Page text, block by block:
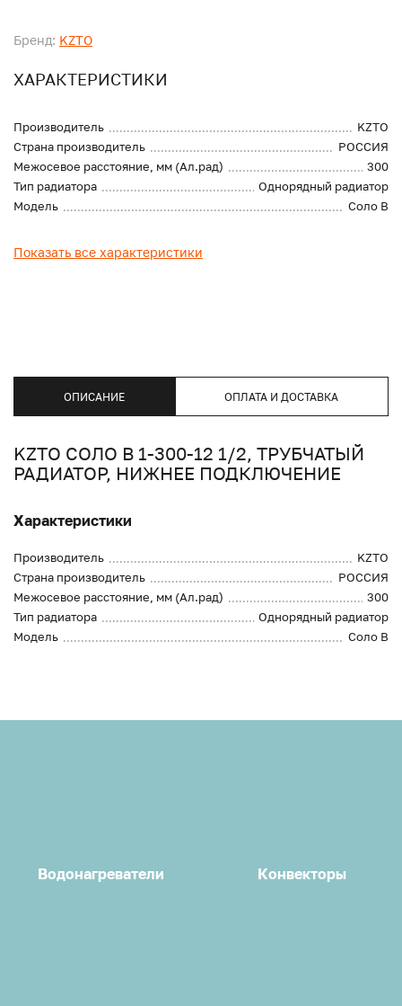
Бренд: KZTO
ХАРАКТЕРИСТИКИ
Производитель
KZTO
Страна производитель
РОССИЯ
Межосевое расстояние, мм (Ал.рад)
300
Тип радиатора
Однорядный радиатор
Модель
Соло В
Показать все характеристики
ОПИСАНИЕ ОПЛАТА И ДОСТАВКА
KZTO СОЛО В 1-300-12 1/2, ТРУБЧАТЫЙ
РАДИАТОР, НИЖНЕЕ ПОДКЛЮЧЕНИЕ
Характеристики
Производитель
KZTO
Страна производитель
РОССИЯ
Межосевое расстояние, мм (Ал.рад)
300
Тип радиатора
Однорядный радиатор
Модель
Соло В
Водонагреватели Конвекторы